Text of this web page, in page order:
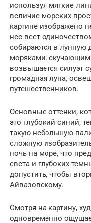
используя мягкие
величие морских
картине изображено
нее веет
собираются в лунную
моряками,
возвышается силуэт
громадная луна,
путешественников.
Основные оттенки,
это глубокий синий,
такую небольшую
сложную
ночь на море, что
света и глубоких
допустить, чтобы
Айвазовскому.
Смотря на картину,
одновременно